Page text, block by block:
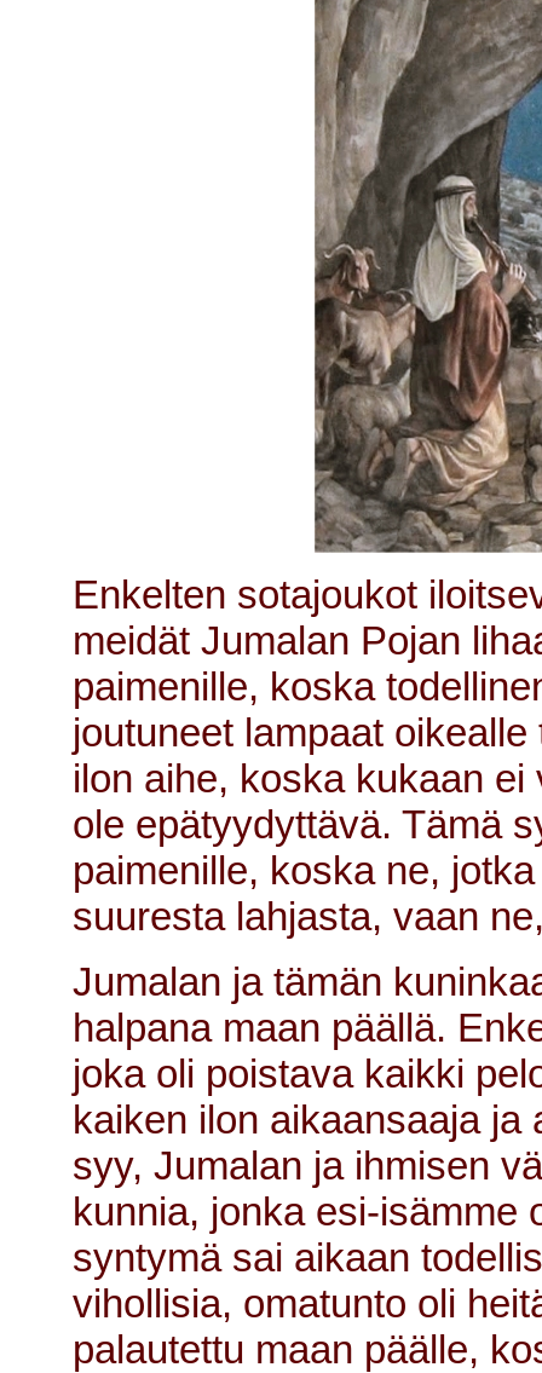
Enkelten sotajoukot
meidät Jumalan Pojan
paimenille, koska
joutuneet lampaat
ilon aihe, koska kukaan
ole epätyydyttävä. Tämä
paimenille, koska ne,
suuresta lahjasta, vaan
Jumalan ja tämän
halpana maan päällä.
joka oli poistava kaikki
kaiken ilon aikaansaaja
syy, Jumalan ja ihmisen
kunnia, jonka esi-isämme
syntymä sai aikaan
vihollisia, omatunto oli
palautettu maan päälle,